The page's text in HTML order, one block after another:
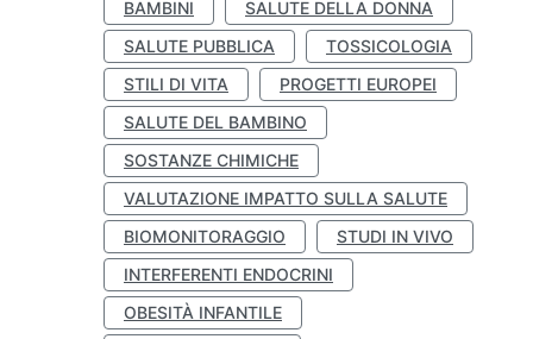
BAMBINI
SALUTE DELLA DONNA
SALUTE PUBBLICA
TOSSICOLOGIA
STILI DI VITA
PROGETTI EUROPEI
SALUTE DEL BAMBINO
SOSTANZE CHIMICHE
VALUTAZIONE IMPATTO SULLA SALUTE
BIOMONITORAGGIO
STUDI IN VIVO
INTERFERENTI ENDOCRINI
OBESITÀ INFANTILE